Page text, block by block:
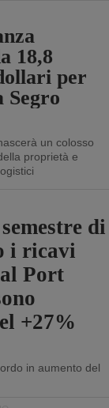
18,8
per
Segro
un colosso
proprietà e
di
i ricavi
Port
+27%
in aumento del